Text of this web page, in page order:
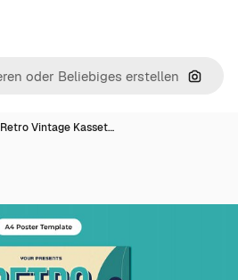
Nach
Retro Vintage Kasset…